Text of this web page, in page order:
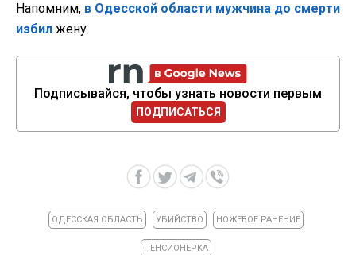
Напомним, в Одесской области мужчина до смерти
избил жену.
Подписывайся, чтобы узнать новости первым
ПОДПИСАТЬСЯ
ОДЕССКАЯ ОБЛАСТЬ УБИЙСТВО НОЖЕВОЕ РАНЕНИЕ
ПЕНСИОНЕРКА